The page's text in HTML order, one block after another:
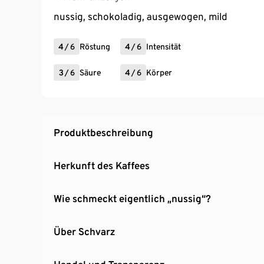
NESPRESSO®* Maschinen: Citiz, CitiZ
Inissia, Essenza (Krups), Creatista Plus ,
* Diese Marke gehört Dritten, die keinerlei
nussig, schokoladig, ausgewogen, mild
4/6 Röstung 4/6 Intensität
3 /6 Säure 4/6 Körper
Produktbeschreibung
Herkunft des Kaffees
Wie schmeckt eigentlich „nussig“?
Über Schvarz